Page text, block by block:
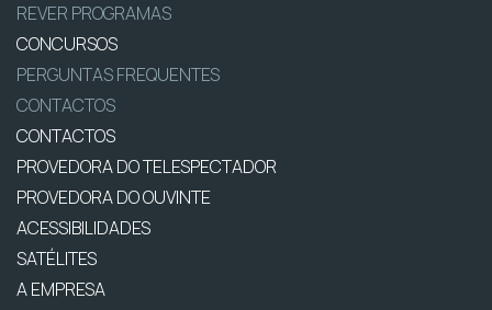
REVER PROGRAMAS
CONCURSOS
PERGUNTAS FREQUENTES
CONTACTOS
CONTACTOS
PROVEDORA DO TELESPECTADOR
PROVEDORA DO OUVINTE
ACESSIBILIDADES
SATÉLITES
A EMPRESA